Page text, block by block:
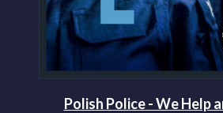
Polish Police - We Help